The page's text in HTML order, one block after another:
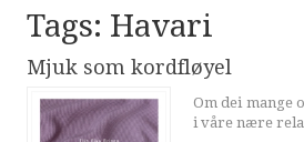
Tags: Havari
Mjuk som kordfløyel
Om dei mange
i våre nære